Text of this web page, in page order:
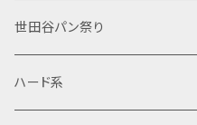
世田谷パン祭り
クリスマス用
ハード系